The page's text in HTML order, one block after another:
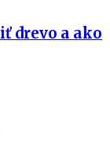
drevo a ako